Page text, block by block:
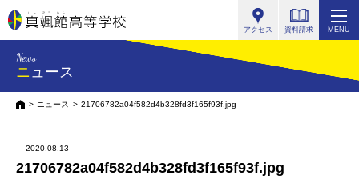
アクセス 資料請求 MENU
News
ニュース
HOMEニュース 21706782a04f582d4b328fd3f165f93f.jpg
2020.08.13
21706782a04f582d4b328fd3f165f93f.jpg